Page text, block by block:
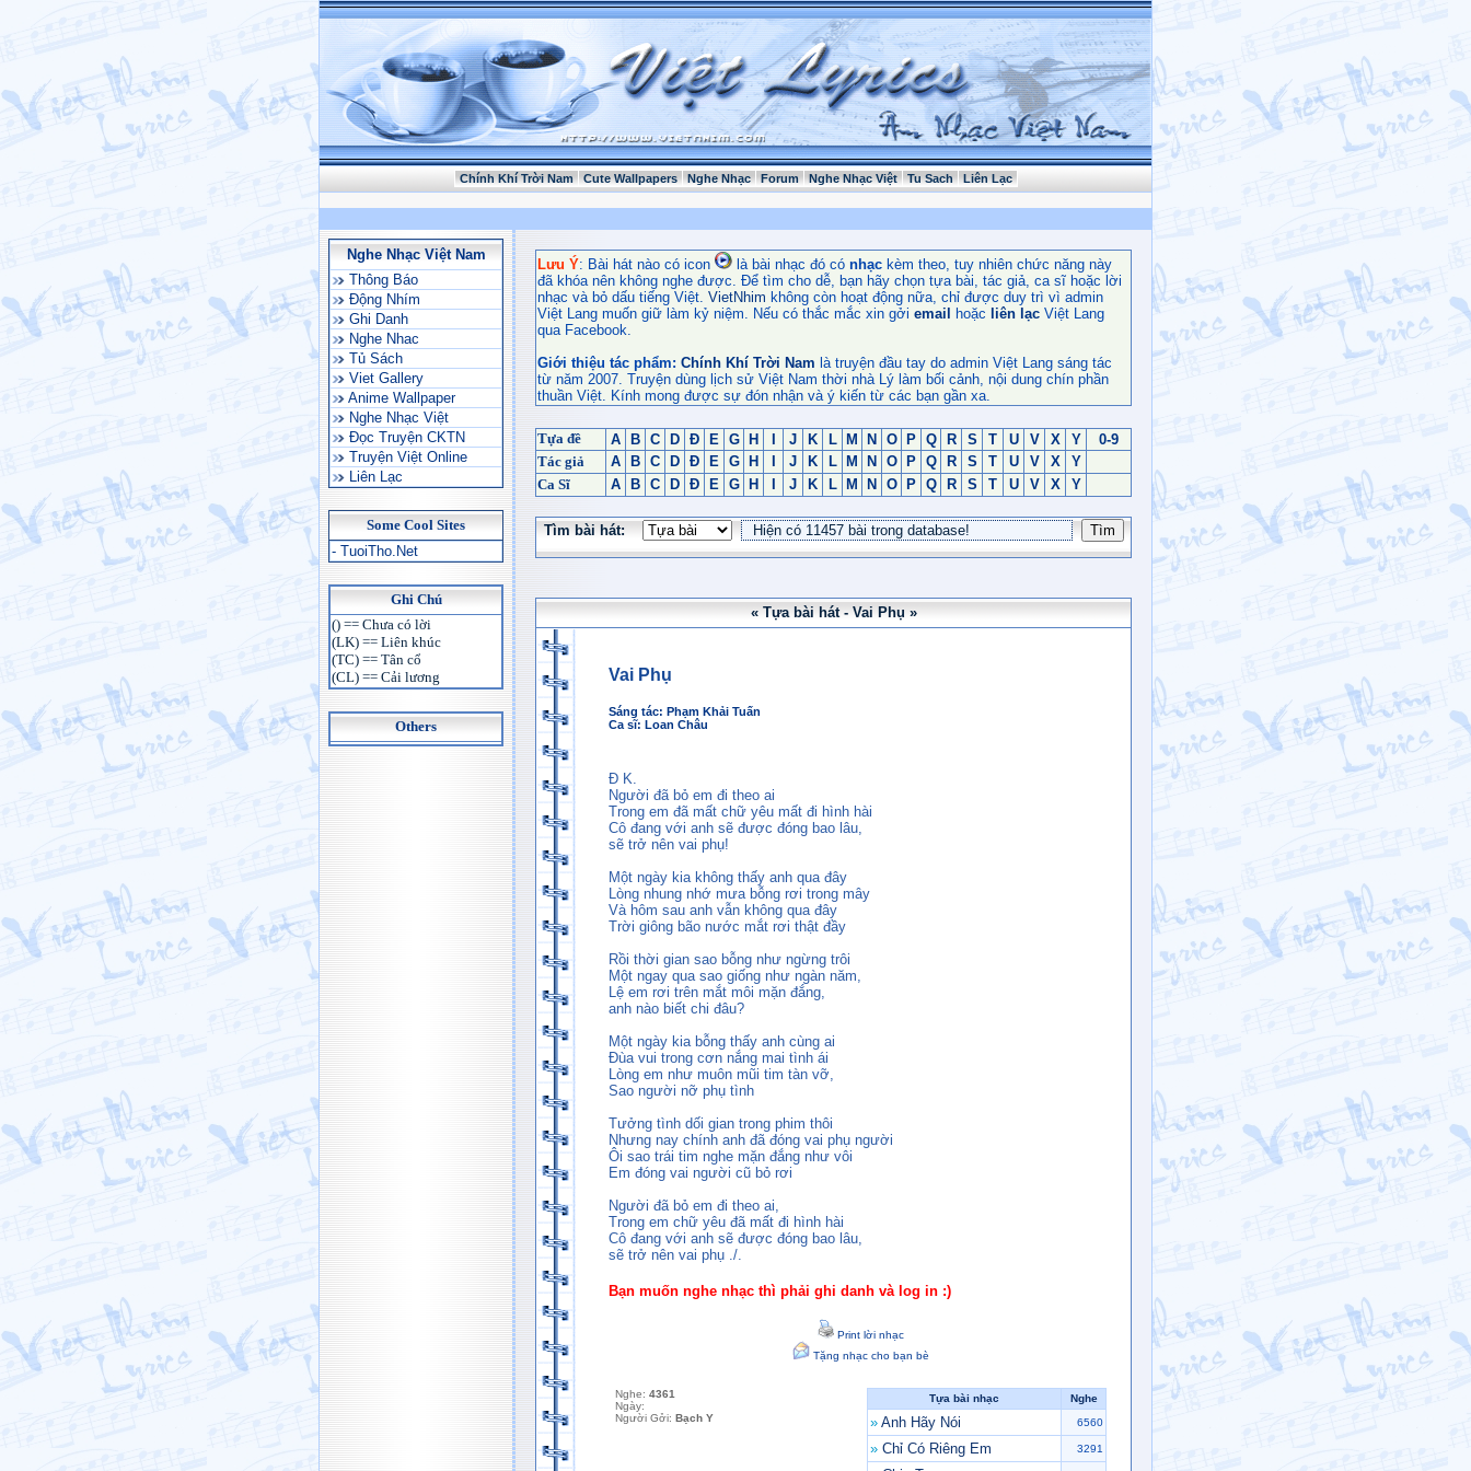
Chính Khí Trời Nam Cute Wallpapers Nghe Nhạc Forum Nghe Nhạc Việt Tu Sach Liên Lạc
Nghe Nhạc Việt Nam
Thông Báo
Động Nhím
Ghi Danh
Nghe Nhac
Tủ Sách
Viet Gallery
Anime Wallpaper
Nghe Nhạc Việt
Đọc Truyện CKTN
Truyện Việt Online
Liên Lạc
Some Cool Sites
- TuoiTho.Net
Ghi Chú
() == Chưa có lời
(LK) == Liên khúc
(TC) == Tân cổ
(CL) == Cải lương
Others
Lưu Ý: Bài hát nào có icon là bài nhạc đó có nhạc kèm theo, tuy nhiên chức năng này
đã khóa nên không nghe được. Để tìm cho dễ, bạn hãy chọn tựa bài, tác giả, ca sĩ hoặc lời
nhạc và bỏ dấu tiếng Việt. VietNhim không còn hoạt động nữa, chỉ được duy trì vì admin
Việt Lang muốn giữ làm kỷ niệm. Nếu có thắc mắc xin gởi email hoặc liên lạc Việt Lang
qua Facebook.
Giới thiệu tác phẩm: Chính Khí Trời Nam là truyện đầu tay do admin Việt Lang sáng tác
từ năm 2007. Truyện dùng lịch sử Việt Nam thời nhà Lý làm bối cảnh, nội dung chín phần
thuần Việt. Kính mong được sự đón nhận và ý kiến từ các bạn gần xa.
Tựa đề A B C D Đ E G H J K L M N O P Q R S T U V X Y
0-9
Tác giả
A B C D Đ E G H J K L M N O P Q R S T U V X
Y
Ca Sĩ
A B C D Đ E G H J K L M N O P Q R S T U V X Y
Tìm bài hát:
« Tựa bài hát - Vai Phụ »
Vai Phụ
Sáng tác: Phạm Khải Tuấn
Ca sĩ: Loan Châu
Đ K.
Người đã bỏ em đi theo ai
Trong em đã mất chữ yêu mất đi hình hài
Cô đang với anh sẽ được đóng bao lâu,
sẽ trở nên vai phụ!
Một ngày kia không thấy anh qua đây
Lòng nhung nhớ mưa bỗng rơi trong mây
Và hôm sau anh vẫn không qua đây
Trời giông bão nước mắt rơi thật đầy
Rồi thời gian sao bỗng như ngừng trôi
Một ngay qua sao giống như ngàn năm,
Lệ em rơi trên mắt môi mặn đắng,
anh nào biết chi đâu?
Một ngày kia bỗng thấy anh cùng ai
Đùa vui trong cơn nắng mai tình ái
Lòng em như muôn mũi tim tàn vỡ,
Sao người nỡ phụ tình
Tưởng tình dối gian trong phim thôi
Nhưng nay chính anh đã đóng vai phụ người
Ôi sao trái tim nghe mặn đắng như vôi
Em đóng vai người cũ bỏ rơi
Người đã bỏ em đi theo ai,
Trong em chữ yêu đã mất đi hình hài
Cô đang với anh sẽ được đóng bao lâu,
sẽ trở nên vai phụ ./.
Bạn muốn nghe nhạc thì phải ghi danh và log in :)
Print lời nhạc
Tặng nhạc cho bạn bè
Nghe: 4361
Ngày:
Người Gởi: Bạch Y
Tựa bài nhạc Nghe
» Anh Hãy Nói 6560
» Chỉ Có Riêng Em 3291